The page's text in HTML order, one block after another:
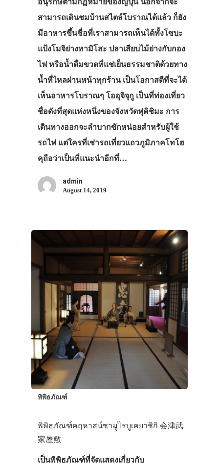
สามารถเดินชมบ้านสไตล์โบราณได้แล้ว ก็ยัง
มีอาหารขึ้นชื่อที่เราสามารถเห็นได้ทั้งโซบะ
แป้งโมจิย่างทามิโสะ ปลาเสียบไม้ย่างกับกอง
ไฟ หรือน้ำดื่มขวดที่แช่เย็นธรรมชาติด้วยทาง
น้ำที่ไหลผ่านหน้าทุกร้าน เป็นโอกาสดีที่จะได้
เห็นอาหารโบราณๆ โออุจิจุกู เป็นที่ท่องเที่ยว
ชื่อดังที่สุดแห่งหนึ่งของจังหวัดฟุคิชิมะ การ
เดินทางออกจะลำบากซักหน่อยสำหรับผู้ใช้
รถไฟ แต่ใครที่เช่ารถเที่ยวแถวภูมิภาคโทโฮ
คุถือว่าเป็นที่แนะนำอีกที่…
admin
August 14, 2019
พิพิธภัณฑ์
พิพิธภัณฑ์คฤหาสน์ซามูไรบูเคยาชิกิ 会津武
家屋敷
เป็นพิพิธภัณฑ์ที่จัดแสดงเกี่ยวกับ
ประเทศญี่ปุ่น
เที่ยวญี่ปุ่นด้ว
เอง
รถบัส
สาระน่ารู้
VIDEO
ภาพประทับใจ